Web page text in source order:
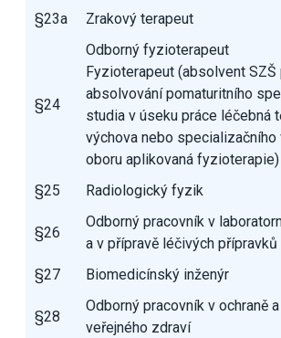
§23a Zrakový terapeut
§24
Odborný fyzioterapeut
Fyzioterapeut (absolvent SZŠ
absolvování pomaturitního
studia v úseku práce léčebná
výchova nebo specializačního
oboru aplikovaná fyzioterapie)
§25
Radiologický fyzik
§26
Odborný pracovník v
a v přípravě léčivých přípravků
§27
Biomedicínský inženýr
§28
Odborný pracovník v ochraně
veřejného zdraví